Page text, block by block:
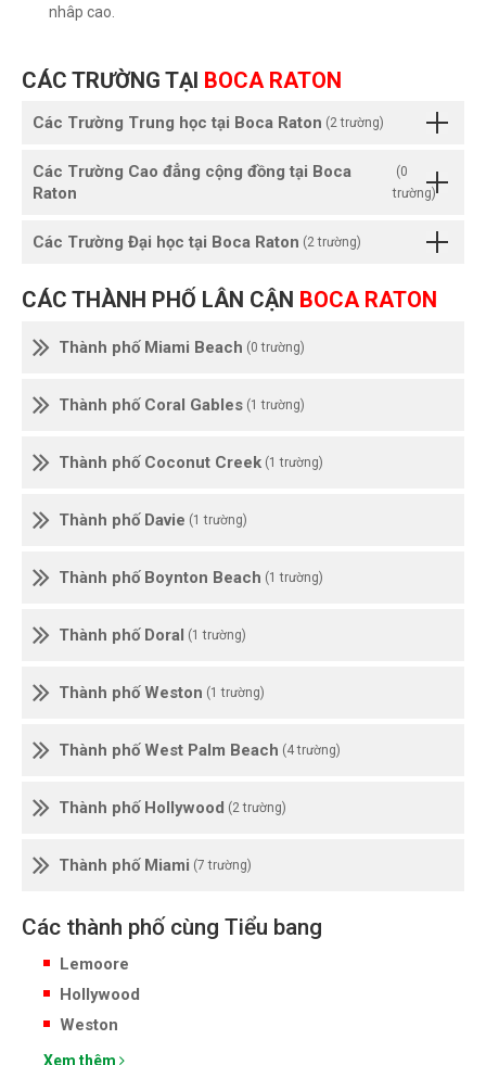
nhâp cao.
CÁC TRƯỜNG TẠI BOCA RATON
Các Trường Trung học tại Boca Raton (2 trường)
Các Trường Cao đẳng cộng đồng tại Boca
Raton
(0
trường)
Các Trường Đại học tại Boca Raton (2 trường)
CÁC THÀNH PHỐ LÂN CẬN BOCA RATON
Thành phố Miami Beach (0 trường)
Thành phố Coral Gables (1 trường)
Thành phố Coconut Creek (1 trường)
Thành phố Davie (1 trường)
Thành phố Boynton Beach (1 trường)
Thành phố Doral (1 trường)
Thành phố Weston (1 trường)
Thành phố West Palm Beach (4 trường)
Thành phố Hollywood (2 trường)
Thành phố Miami (7 trường)
Các thành phố cùng Tiểu bang
Lemoore
Hollywood
Weston
Xem thêm